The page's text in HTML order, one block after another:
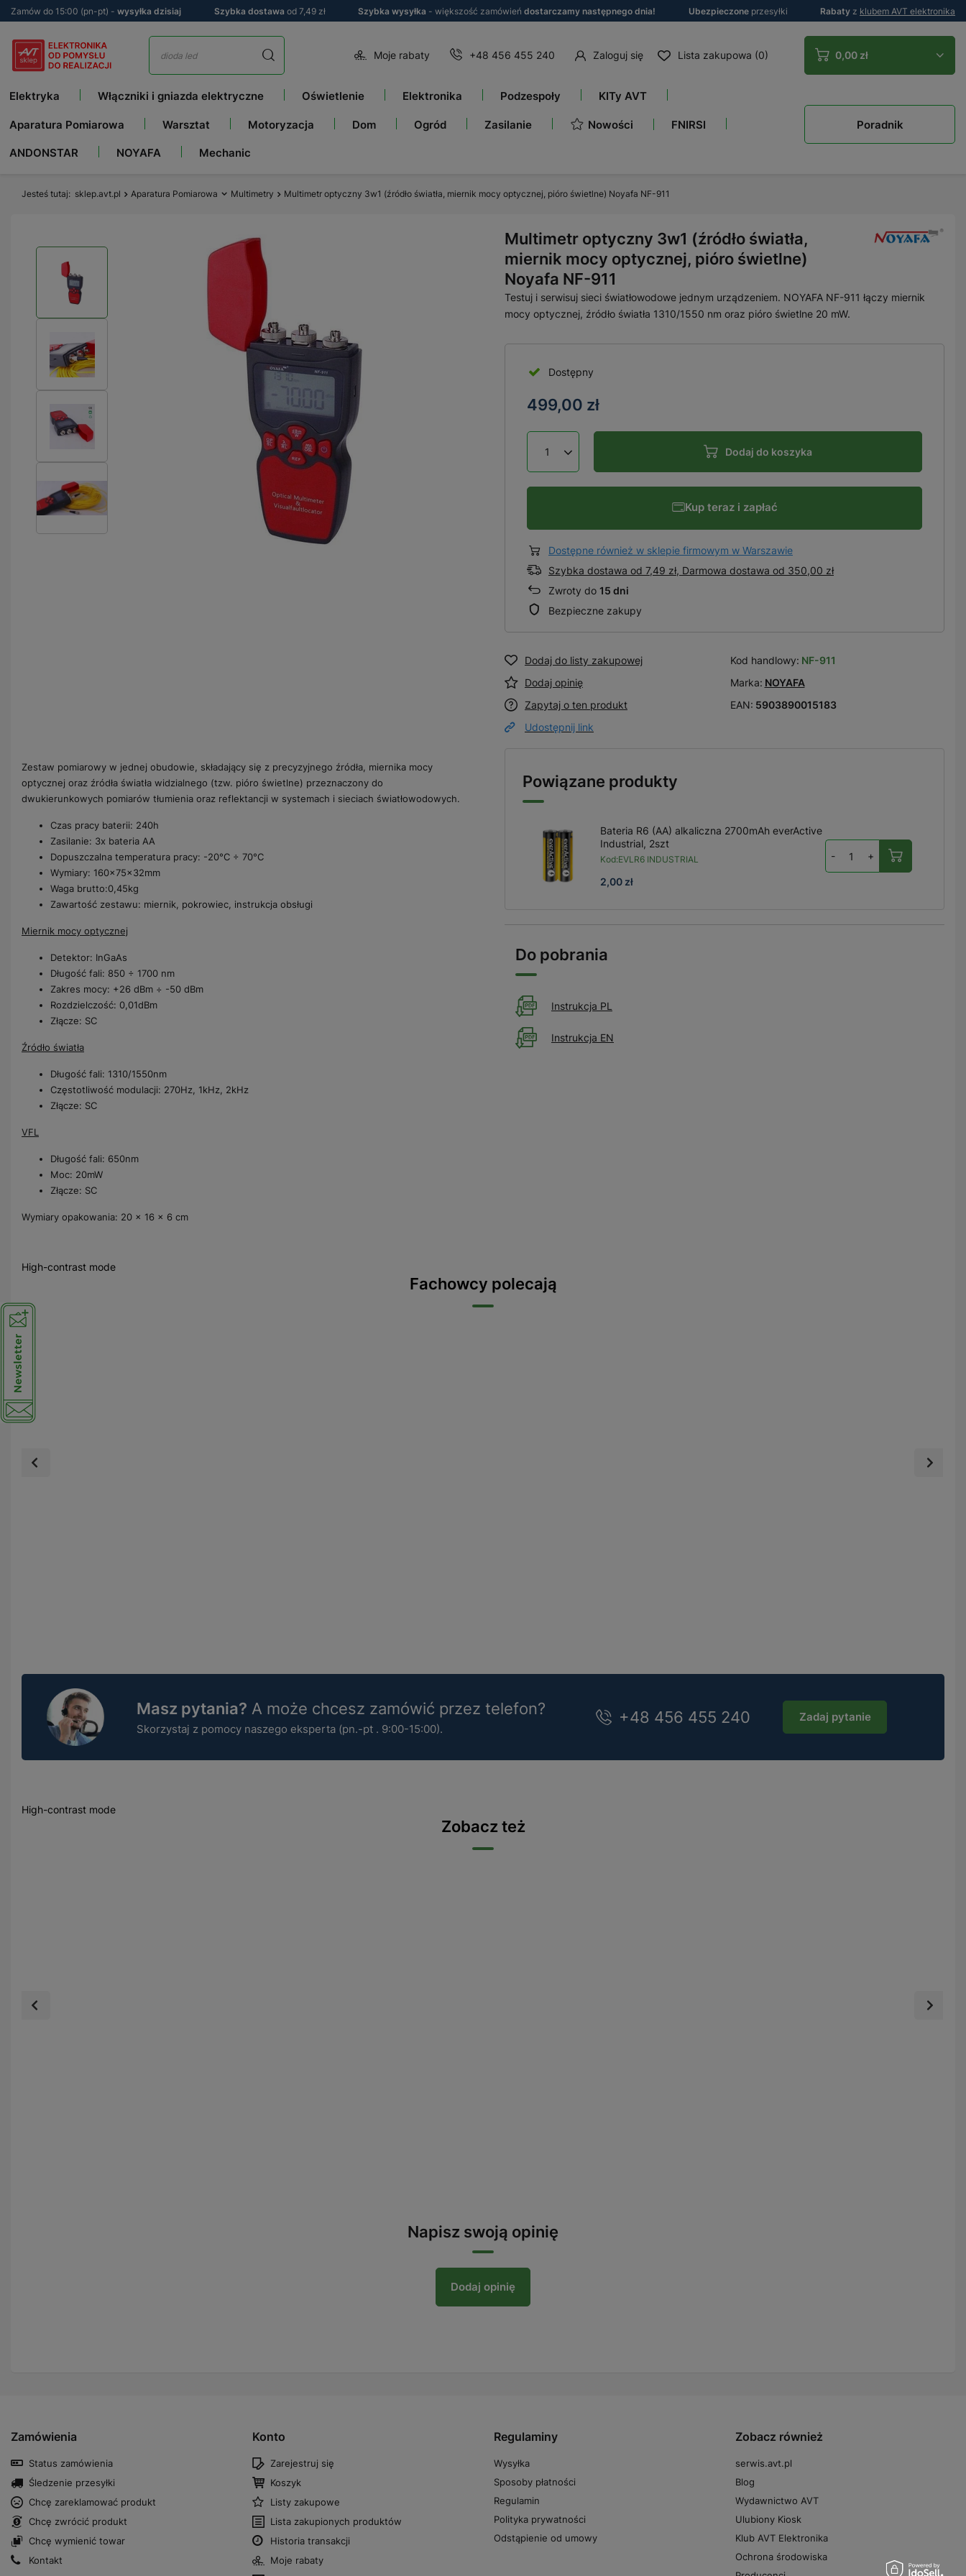
Zamów do 15:00 (pn-pt) - wysyłka dzisiaj Szybka dostawa od 7,49 zł Szybka wysyłka - większość zamówień dostarczamy następnego dnia! Ubezpieczone przesyłki Rabaty z klubem AVT elektronika
Moje rabaty +48 456 455 240 Zaloguj się Lista zakupowa (0) 0,00 zł
Elektryka Włączniki i gniazda elektryczne Oświetlenie Elektronika Podzespoły KITy AVT
Aparatura Pomiarowa Warsztat Motoryzacja Dom Ogród Zasilanie Nowości FNIRSI
ANDONSTAR NOYAFA Mechanic
Poradnik
Jesteś tutaj sklep.avt.pl Aparatura Pomiarowa Multimetry Multimetr optyczny 3w1 (źródło światła, miernik mocy optycznej, pióro świetlne) Noyafa NF-911
Multimetr optyczny 3w1 (źródło światła,
miernik mocy optycznej, pióro świetlne)
Noyafa NF-911
Testuj i serwisuj sieci światłowodowe jednym urządzeniem. NOYAFA NF-911 łączy miernik
mocy optycznej, źródło światła 1310/1550 nm oraz pióro świetlne 20 mW.
Dostępny
499,00 zł
Dodaj do koszyka
Kup teraz i zapłać
Dostępne również w sklepie firmowym w Warszawie
Szybka dostawa od 7,49 zł, Darmowa dostawa od 350,00 zł
Zwroty do 15 dni
Bezpieczne zakupy
Dodaj do listy zakupowej
Dodaj opinię
Zapytaj o ten produkt
Udostępnij link
Kod handlowy: NF-911
Marka: NOYAFA
EAN: 5903890015183
Zestaw pomiarowy w jednej obudowie, składający się z precyzyjnego źródła, miernika mocy
optycznej oraz źródła światła widzialnego (tzw. pióro świetlne) przeznaczony do
dwukierunkowych pomiarów tłumienia oraz reflektancji w systemach i sieciach światłowodowych.
Czas pracy baterii: 240h
Zasilanie: 3x bateria AA
Dopuszczalna temperatura pracy: -20°C ÷ 70°C
Wymiary: 160x75x32mm
Waga brutto:0,45kg
Zawartość zestawu: miernik, pokrowiec, instrukcja obsługi
Miernik mocy optycznej
Detektor: InGaAs
Długość fali: 850 ÷ 1700 nm
Zakres mocy: +26 dBm ÷ -50 dBm
Rozdzielczość: 0,01dBm
Złącze: SC
Źródło światła
Długość fali: 1310/1550nm
Częstotliwość modulacji: 270Hz, 1kHz, 2kHz
Złącze: SC
VFL
Długość fali: 650nm
Moc: 20mW
Złącze: SC
Wymiary opakowania: 20 × 16 × 6 cm
Powiązane produkty
Bateria R6 (AA) alkaliczna 2700mAh everActive
Industrial, 2szt
Kod:EVLR6 INDUSTRIAL
2,00 zł
- +
Do pobrania
Instrukcja PL
Instrukcja EN
High-contrast mode
Fachowcy polecają
Masz pytania? A może chcesz zamówić przez telefon?
Skorzystaj z pomocy naszego eksperta (pn.-pt . 9:00-15:00).
+48 456 455 240 Zadaj pytanie
High-contrast mode
Zobacz też
Napisz swoją opinię
Dodaj opinię
Zamówienia
Status zamówienia
Śledzenie przesyłki
Chcę zareklamować produkt
Chcę zwrócić produkt
Chcę wymienić towar
Kontakt
Konto
Zarejestruj się
Koszyk
Listy zakupowe
Lista zakupionych produktów
Historia transakcji
Moje rabaty
Regulaminy
Wysyłka
Sposoby płatności
Regulamin
Polityka prywatności
Odstąpienie od umowy
Zobacz również
serwis.avt.pl
Blog
Wydawnictwo AVT
Ulubiony Kiosk
Klub AVT Elektronika
Ochrona środowiska